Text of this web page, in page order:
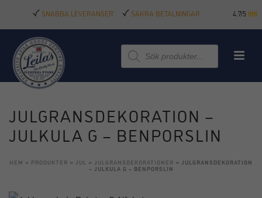
SNABBA LEVERANSER SÄKRA BETALNINGAR 4.7/5
Produktsökning
JULGRANSDEKORATION –
JULKULA G – BENPORSLIN
HEM » PRODUKTER » JUL » JULGRANSDEKORATIONER » JULGRANSDEKORATION
– JULKULA G – BENPORSLIN